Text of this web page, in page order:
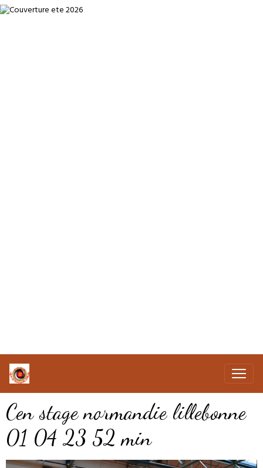
Cen stage normandie lillebonne
01 04 23 52 min